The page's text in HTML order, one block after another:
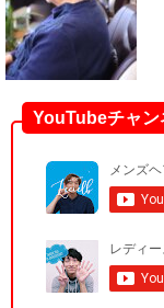
YouTubeチャン